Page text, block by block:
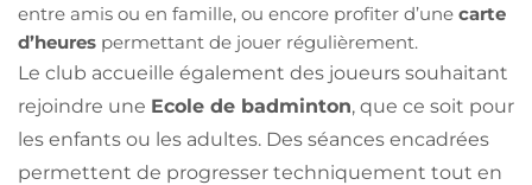
entre amis ou en famille, ou encore profiter d’une carte
d’heures permettant de jouer régulièrement.
Le club accueille également des joueurs souhaitant
rejoindre une Ecole de badminton, que ce soit pour
les enfants ou les adultes. Des séances encadrées
permettent de progresser techniquement tout en